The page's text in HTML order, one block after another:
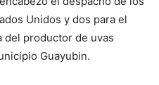
Unidos y dos para el
del productor de uvas
Guayubin.